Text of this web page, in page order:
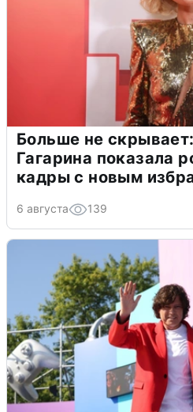
Больше не
Гагарина показала
кадры с новым
6 августа 139